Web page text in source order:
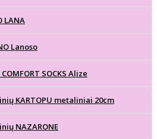
LANA
Lanoso
COMFORT SOCKS Alize
KARTOPU metaliniai 20cm
NAZARONE